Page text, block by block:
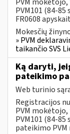
PVM101 (84-
FR0608
Mokesčių
» PVM
taikančio SVS
Ką daryti,
pateikimo
Web turinio
Registracijos
PVM mokėtojo,
PVM101 (84-85
pateikimo PVM